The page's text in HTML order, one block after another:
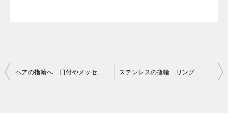
投
ペアの指輪へ 日付やメッセージ 名入れ 東京 秋葉原 ステンレスの指輪 リング へ刻印 名入れ 東京 秋葉原